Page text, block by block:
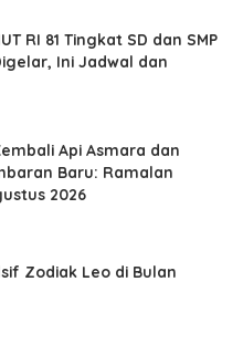
RI 81 Tingkat SD dan SMP
Ini Jadwal dan
Api Asmara dan
Baru: Ramalan
2026
Zodiak Leo di Bulan